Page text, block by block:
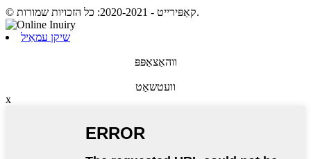
© קאַפּירייט - 2020-2021: כל הזכויות שמורות.
שיקן עמאַיל
ווהאַצאַפּפּ
וועטשאַט
x